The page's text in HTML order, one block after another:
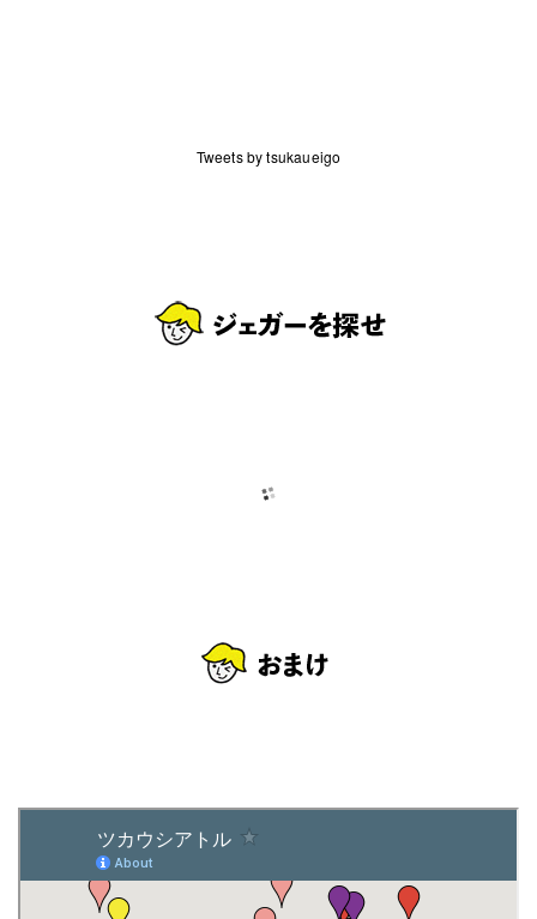
Tweets by tsukaueigo